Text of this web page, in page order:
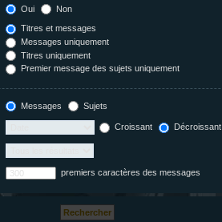
Oui Non
Titres et messages
Messages uniquement
Titres uniquement
Premier message des sujets uniquement
Messages Sujets
Croissant Décroissant
premiers caractères des messages